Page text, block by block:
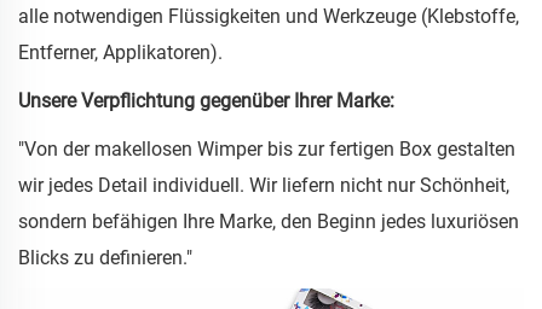
alle notwendigen Flüssigkeiten und Werkzeuge (Klebstoffe,
Entferner, Applikatoren).
Unsere Verpflichtung gegenüber Ihrer Marke:
"Von der makellosen Wimper bis zur fertigen Box gestalten
wir jedes Detail individuell. Wir liefern nicht nur Schönheit,
sondern befähigen Ihre Marke, den Beginn jedes luxuriösen
Blicks zu definieren."